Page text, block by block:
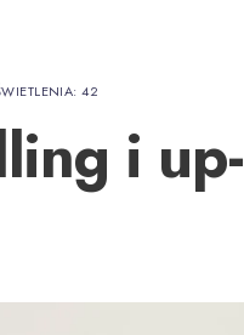
42
i up-